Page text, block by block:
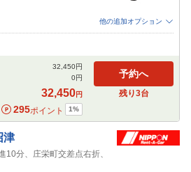
他の追加オプション
32,450円
0円
32,450円
295ポイント 1%
予約へ
残り3台
津
10分、庄栄町交差点右折、